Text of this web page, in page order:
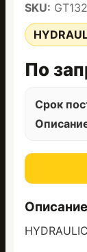
SKU:
По
Срок
Описание